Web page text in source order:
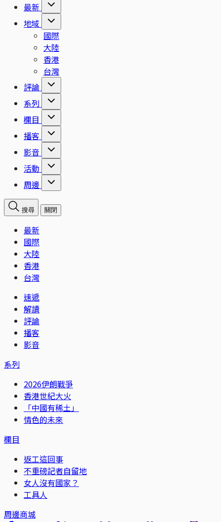
最新
地域
國際
大陸
香港
台灣
評論
系列
欄目
播客
影音
活動
周邊
搜尋 關閉
最新
國際
大陸
香港
台灣
速遞
解讀
評論
播客
影音
系列
2026伊朗戰爭
香港世紀大火
「中國有稀土」
情色的未來
欄目
返工這回事
不重磅記者自留地
女人沒有國家？
工具人
周邊商城